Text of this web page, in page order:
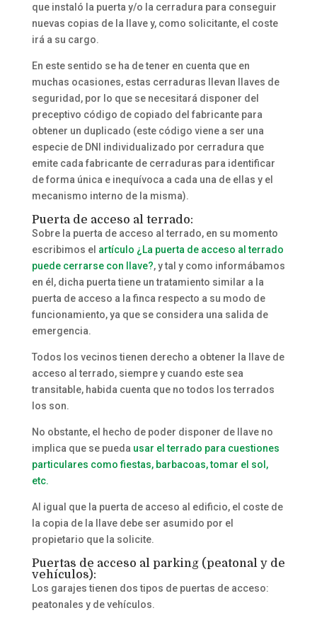
que instaló la puerta y/o la cerradura para conseguir
nuevas copias de la llave y, como solicitante, el coste
irá a su cargo.
En este sentido se ha de tener en cuenta que en
muchas ocasiones, estas cerraduras llevan llaves de
seguridad, por lo que se necesitará disponer del
preceptivo código de copiado del fabricante para
obtener un duplicado (este código viene a ser una
especie de DNI individualizado por cerradura que
emite cada fabricante de cerraduras para identificar
de forma única e inequívoca a cada una de ellas y el
mecanismo interno de la misma).
Puerta de acceso al terrado:
Sobre la puerta de acceso al terrado, en su momento
escribimos el artículo ¿La puerta de acceso al terrado
puede cerrarse con llave?, y tal y como informábamos
en él, dicha puerta tiene un tratamiento similar a la
puerta de acceso a la finca respecto a su modo de
funcionamiento, ya que se considera una salida de
emergencia.
Todos los vecinos tienen derecho a obtener la llave de
acceso al terrado, siempre y cuando este sea
transitable, habida cuenta que no todos los terrados
los son.
No obstante, el hecho de poder disponer de llave no
implica que se pueda usar el terrado para cuestiones
particulares como fiestas, barbacoas, tomar el sol,
etc.
Al igual que la puerta de acceso al edificio, el coste de
la copia de la llave debe ser asumido por el
propietario que la solicite.
Puertas de acceso al parking (peatonal y de
vehículos):
Los garajes tienen dos tipos de puertas de acceso:
peatonales y de vehículos.